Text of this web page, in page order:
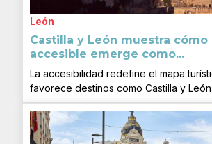
León
Castilla y León muestra
accesible emerge como...
La accesibilidad redefine el mapa
favorece destinos como Castilla y León.